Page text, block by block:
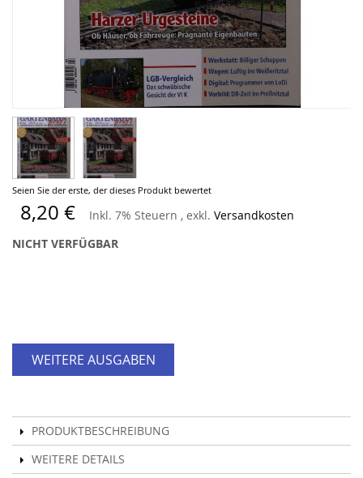
Seien Sie der erste, der dieses Produkt bewertet
8,20 € Inkl. 7% Steuern , exkl. Versandkosten
NICHT VERFÜGBAR
WEITERE AUSGABEN
PRODUKTBESCHREIBUNG
WEITERE DETAILS
Zum
Anfang
der
Bildergalerie
springen